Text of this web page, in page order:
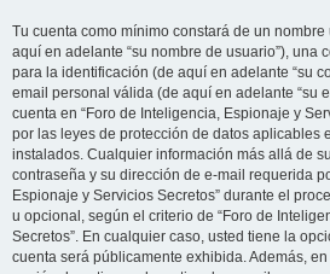
Tu cuenta como mínimo constará de un
aquí en adelante “su nombre de usuario”), una
para la identificación (de aquí en adelante “su
email personal válida (de aquí en adelante “su
cuenta en “Foro de Inteligencia, Espionaje y
por las leyes de protección de datos aplicables
instalados. Cualquier información más allá de
contraseña y su dirección de e-mail requerida
Espionaje y Servicios Secretos” durante el
u opcional, según el criterio de “Foro de
Secretos”. En cualquier caso, usted tiene la
cuenta será públicamente exhibida. Además,